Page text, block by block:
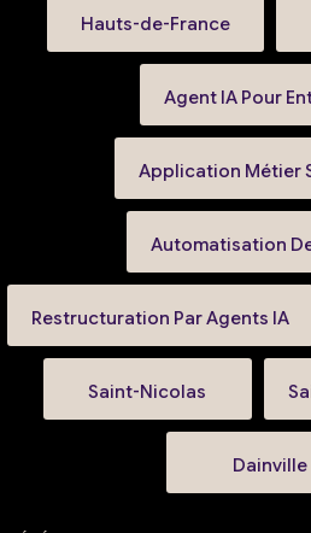
Hauts-de-France
Agent IA Pour
Application Métier
Automatisation
Restructuration Par Agents IA
Saint-Nicolas
Dainville